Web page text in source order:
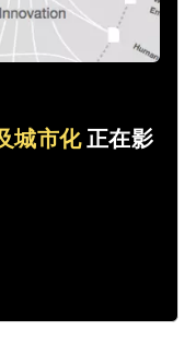
城市化正在影